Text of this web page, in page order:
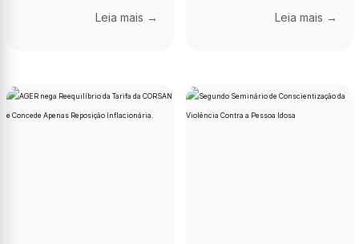
Leia mais → Leia mais →